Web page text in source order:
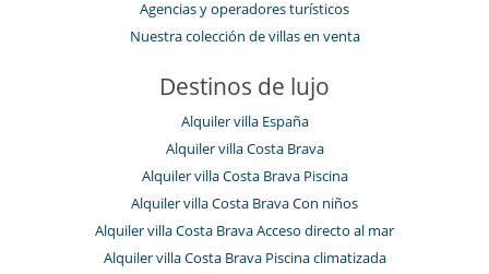
Agencias y operadores turísticos
Nuestra colección de villas en venta
Destinos de lujo
Alquiler villa España
Alquiler villa Costa Brava
Alquiler villa Costa Brava Piscina
Alquiler villa Costa Brava Con niños
Alquiler villa Costa Brava Acceso directo al mar
Alquiler villa Costa Brava Piscina climatizada